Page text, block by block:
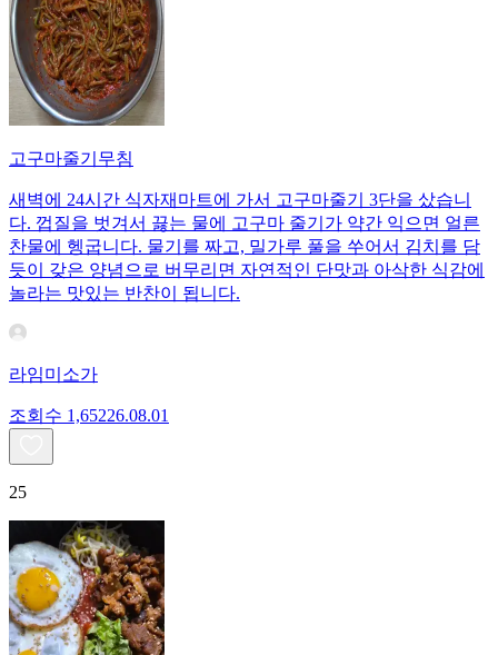
고구마줄기무침
새벽에 24시간 식자재마트에 가서 고구마줄기 3단을 샀습니
다. 껍질을 벗겨서 끓는 물에 고구마 줄기가 약간 익으면 얼른
찬물에 헹굽니다. 물기를 짜고, 밀가루 풀을 쑤어서 김치를 담
듯이 갖은 양념으로 버무리면 자연적인 단맛과 아삭한 식감에
놀라는 맛있는 반찬이 됩니다.
라임미소가
조회수 1,65226.08.01
25